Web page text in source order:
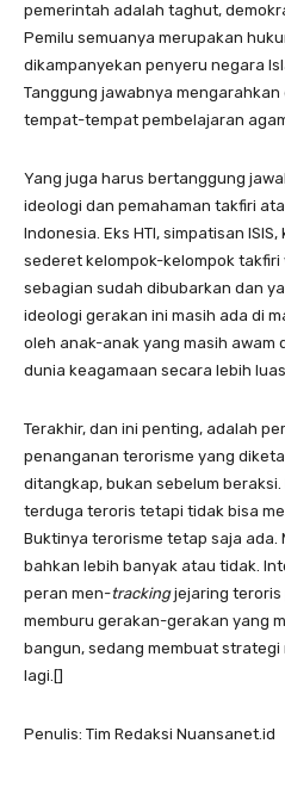
pemerintah adalah taghut,
Pemilu semuanya merupakan
dikampanyekan penyeru negara
Tanggung jawabnya
tempat-tempat pembelajaran
Yang juga harus bertanggung
ideologi dan pemahaman takfiri
Indonesia. Eks HTI, simpatisan
sederet kelompok-kelompok takfiri
sebagian sudah dibubarkan dan
ideologi gerakan ini masih ada di
oleh anak-anak yang masih awam
dunia keagamaan secara lebih
Terakhir, dan ini penting, adalah
penanganan terorisme yang
ditangkap, bukan sebelum
terduga teroris tetapi tidak bisa
Buktinya terorisme tetap saja
bahkan lebih banyak atau tidak.
peran men-trackingjejaring teroris
memburu gerakan-gerakan yang
bangun, sedang membuat
lagi.[]
Penulis: Tim Redaksi Nuansanet.id